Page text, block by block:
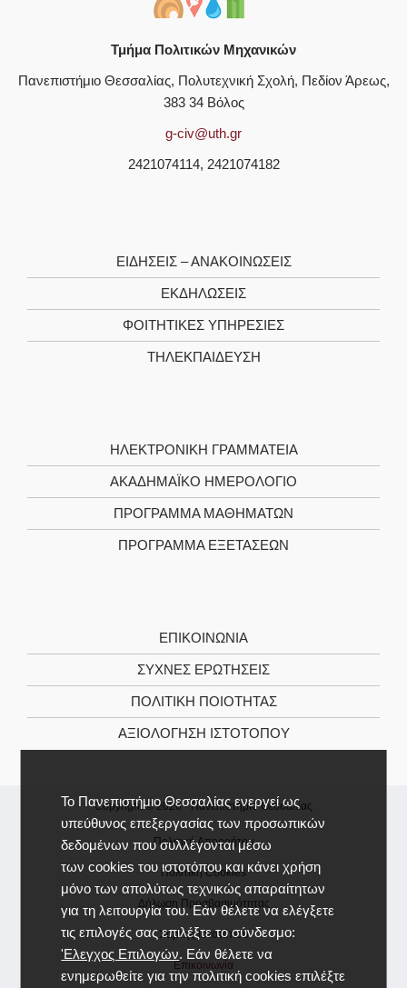
Το Πανεπιστήμιο Θεσσαλίας ενεργεί ως
υπεύθυνος επεξεργασίας των προσωπικών
δεδομένων που συλλέγονται μέσω
των cookies του ιστοτόπου και κάνει χρήση
μόνο των απολύτως τεχνικώς απαραίτητων
για τη λειτουργία του. Εάν θέλετε να ελέγξετε
τις επιλογές σας επιλέξτε το σύνδεσμο:
'Ελεγχος Επιλογών. Εάν θέλετε να
ενημερωθείτε για την πολιτική cookies επιλέξτε
Τμήμα Πολιτικών Μηχανικών
Πανεπιστήμιο Θεσσαλίας, Πολυτεχνική Σχολή, Πεδίον Άρεως,
383 34 Βόλος
g-civ@uth.gr
2421074114, 2421074182
ΕΙΔΗΣΕΙΣ – ΑΝΑΚΟΙΝΩΣΕΙΣ
ΕΚΔΗΛΩΣΕΙΣ
ΦΟΙΤΗΤΙΚΈΣ ΥΠΗΡΕΣΊΕΣ
ΤΗΛΕΚΠΑΊΔΕΥΣΗ
ΗΛΕΚΤΡΟΝΙΚΉ ΓΡΑΜΜΑΤΕΊΑ
ΑΚΑΔΗΜΑΪΚΌ ΗΜΕΡΟΛΌΓΙΟ
ΠΡΌΓΡΑΜΜΑ ΜΑΘΗΜΆΤΩΝ
ΠΡΌΓΡΑΜΜΑ ΕΞΕΤΆΣΕΩΝ
ΕΠΙΚΟΙΝΩΝΊΑ
ΣΥΧΝΕΣ ΕΡΩΤΗΣΕΙΣ
ΠΟΛΙΤΙΚΉ ΠΟΙΌΤΗΤΑΣ
ΑΞΙΟΛΌΓΗΣΗ ΙΣΤΌΤΟΠΟΥ
Copyright © 2026 -Πανεπιστήμιο Θεσσαλίας
Πολιτική Απορρήτου
Πολιτική Cookies
Δήλωση Προσβασιμότητας
Χάρτης Ιστοτόπου
Επικοινωνία